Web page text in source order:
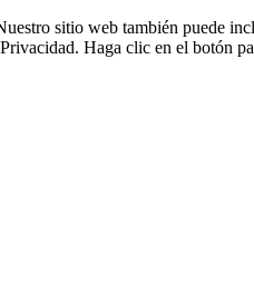
sitio web también puede
Haga clic en el botón